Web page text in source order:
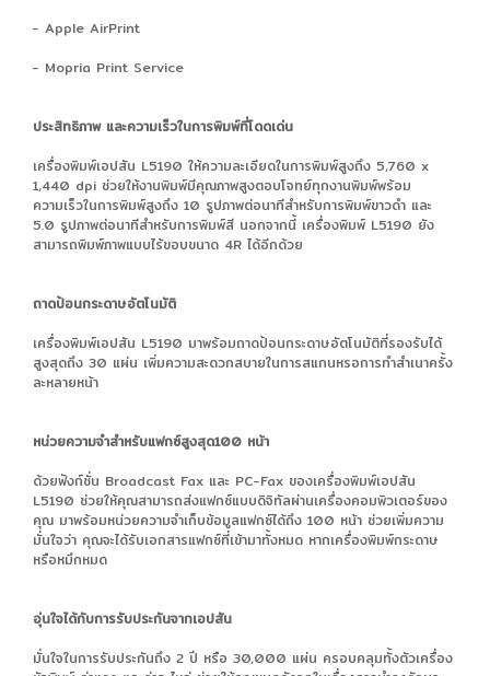
- Apple AirPrint
- Mopria Print Service
ประสิทธิภาพ และความเร็วในการพิมพ์ที่โดดเด่น
เครื่องพิมพ์เอปสัน L5190 ให้ความละเอียดในการพิมพ์สูงถึง 5,760 x
1,440 dpi ช่วยให้งานพิมพ์มีคุณภาพสูงตอบโจทย์ทุกงานพิมพ์พร้อม
ความเร็วในการพิมพ์สูงถึง 10 รูปภาพต่อนาทีสำหรับการพิมพ์ขาวดำ และ
5.0 รูปภาพต่อนาทีสำหรับการพิมพ์สี นอกจากนี้ เครื่องพิมพ์ L5190 ยัง
สามารถพิมพ์ภาพแบบไร้ขอบขนาด 4R ได้อีกด้วย
ถาดป้อนกระดาษอัตโนมัติ
เครื่องพิมพ์เอปสัน L5190 มาพร้อมถาดป้อนกระดาษอัตโนมัติที่รองรับได้
สูงสุดถึง 30 แผ่น เพิ่มความสะดวกสบายในการสแกนหรอการทำสำเนาครั้ง
ละหลายหน้า
หน่วยความจำสำหรับแฟกซ์สูงสุด100 หน้า
ด้วยฟังก์ชั่น Broadcast Fax และ PC-Fax ของเครื่องพิมพ์เอปสัน
L5190 ช่วยให้คุณสามารถส่งแฟกซ์แบบดิจิทัลผ่านเครื่องคอมพิวเตอร์ของ
คุณ มาพร้อมหน่วยความจำเก็บข้อมูลแฟกซ์ได้ถึง 100 หน้า ช่วยเพิ่มความ
มั่นใจว่า คุณจะได้รับเอกสารแฟกซ์ที่เข้ามาทั้งหมด หากเครื่องพิมพ์กระดาษ
หรือหมึกหมด
อุ่นใจได้กับการรับประกันจากเอปสัน
มั่นใจในการรับประกันถึง 2 ปี หรือ 30,000 แผ่น ครอบคลุมทั้งตัวเครื่อง